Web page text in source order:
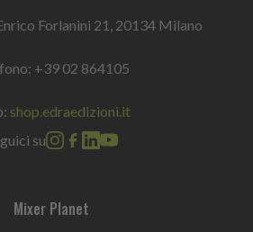
Forlanini 21, 20134 Milano
+39 02 864105
shop.edraedizioni.it
su
Mixer Planet